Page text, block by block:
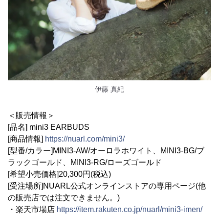
伊藤 真紀
＜販売情報＞
[品名] mini3 EARBUDS
[商品情報]
https://nuarl.com/mini3/
[型番/カラー]MINI3-AW/オーロラホワイト、MINI3-BG/ブ
ラックゴールド、MINI3-RG/ローズゴールド
[希望小売価格]20,300円(税込)
[受注場所]NUARL公式オンラインストアの専用ページ(他
の販売店では注文できません。)
・楽天市場店 https://item.rakuten.co.jp/nuarl/mini3-imen/